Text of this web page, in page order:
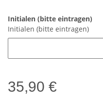
Initialen (bitte eintragen)
Initialen (bitte eintragen)
35,90 €